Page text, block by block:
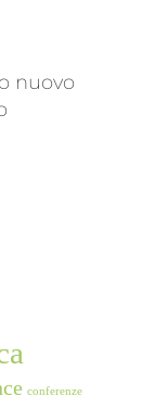
nuovo
conferenze